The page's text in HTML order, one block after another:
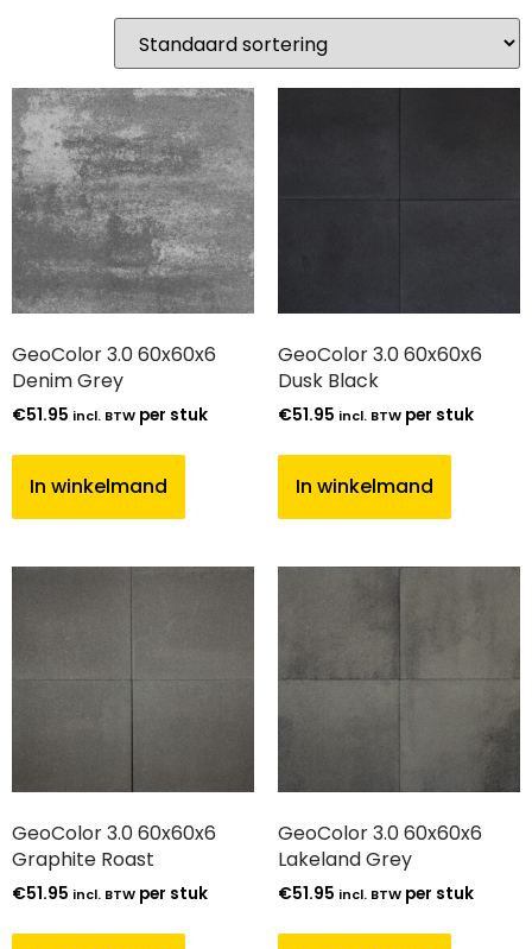
GeoColor 3.0 60x60x6
Denim Grey
€51.95 incl. BTW per stuk
In winkelmand
GeoColor 3.0 60x60x6
Dusk Black
€51.95 incl. BTW per stuk
In winkelmand
GeoColor 3.0 60x60x6
Graphite Roast
€51.95 incl. BTW per stuk
GeoColor 3.0 60x60x6
Lakeland Grey
€51.95 incl. BTW per stuk